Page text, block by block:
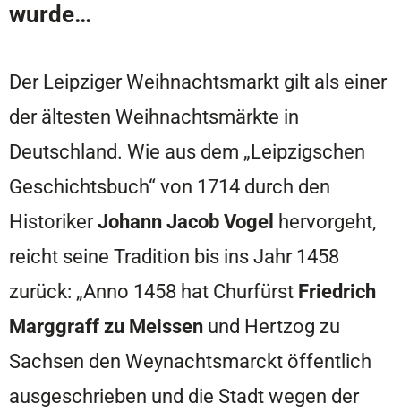
wurde…
Der Leipziger Weihnachtsmarkt gilt als einer
der ältesten Weihnachtsmärkte in
Deutschland. Wie aus dem „Leipzigschen
Geschichtsbuch“ von 1714 durch den
HistorikerJohann Jacob Vogel hervorgeht,
reicht seine Tradition bis ins Jahr 1458
zurück: „Anno 1458 hat Churfürst Friedrich
Marggraff zu Meissen und Hertzog zu
Sachsen den Weynachtsmarckt öffentlich
ausgeschrieben und die Stadt wegen der